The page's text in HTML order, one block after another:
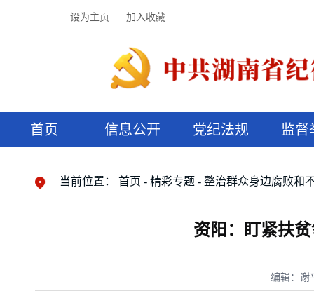
设为主页 加入收藏
首页 信息公开 党纪法规 监督
当前位置： 首页 精彩专题 整治群众身边腐败和
资阳：盯紧扶
编辑：谢